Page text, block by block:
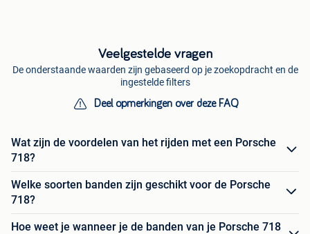
Veelgestelde vragen
De onderstaande waarden zijn gebaseerd op je zoekopdracht en de
ingestelde filters
Deel opmerkingen over deze FAQ
Wat zijn de voordelen van het rijden met een Porsche
718?
Welke soorten banden zijn geschikt voor de Porsche
718?
Hoe weet je wanneer je de banden van je Porsche 718